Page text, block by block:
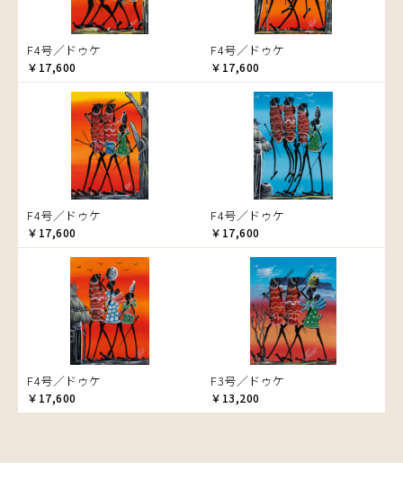
トカゲ
トンボ
日常
ニワトリ
バオバブの木
バッファロー
ヒョウ
フクロウ
ブドウの木
フラミンゴ
ヘビ
ペンギン
星空
マーケット
マサイ
マンゴーの木
F4号／ドゥケ
￥17,600
F4号／ドゥケ
￥17,600
F4号／ドゥケ
￥17,600
F4号／ドゥケ
￥17,600
F4号／ドゥケ
￥17,600
F3号／ドゥケ
￥13,200